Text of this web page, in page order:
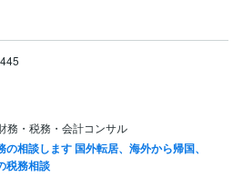
務・税務・会計コンサル
相談します 国外転居、海外から帰国、
税務相談